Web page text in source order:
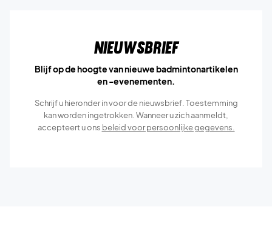
Nieuwsbrief
Blijf op de hoogte van nieuwe badmintonartikelen
en -evenementen.
Schrijf u hieronder in voor de nieuwsbrief. Toestemming
kan worden ingetrokken. Wanneer u zich aanmeldt,
accepteert u ons beleid voor persoonlijke gegevens.